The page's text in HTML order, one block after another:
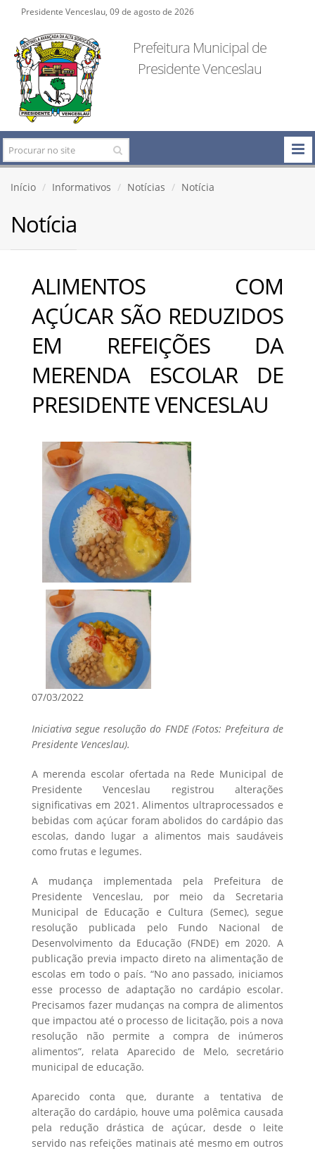
Presidente Venceslau, 09 de agosto de 2026
Prefeitura Municipal de
Presidente Venceslau
Início Informativos Notícias Notícia
Notícia
ALIMENTOS COM
AÇÚCAR SÃO REDUZIDOS
EM REFEIÇÕES DA
MERENDA ESCOLAR DE
PRESIDENTE VENCESLAU
07/03/2022
Iniciativa segue resolução do FNDE (Fotos: Prefeitura de
Presidente Venceslau).
A merenda escolar ofertada na Rede Municipal de
Presidente Venceslau registrou alterações
significativas em 2021. Alimentos ultraprocessados e
bebidas com açúcar foram abolidos do cardápio das
escolas, dando lugar a alimentos mais saudáveis
como frutas e legumes.
A mudança implementada pela Prefeitura de
Presidente Venceslau, por meio da Secretaria
Municipal de Educação e Cultura (Semec), segue
resolução publicada pelo Fundo Nacional de
Desenvolvimento da Educação (FNDE) em 2020. A
publicação previa impacto direto na alimentação de
escolas em todo o país. “No ano passado, iniciamos
esse processo de adaptação no cardápio escolar.
Precisamos fazer mudanças na compra de alimentos
que impactou até o processo de licitação, pois a nova
resolução não permite a compra de inúmeros
alimentos”, relata Aparecido de Melo, secretário
municipal de educação.
Aparecido conta que, durante a tentativa de
alteração do cardápio, houve uma polêmica causada
pela redução drástica de açúcar, desde o leite
servido nas refeições matinais até mesmo em outros